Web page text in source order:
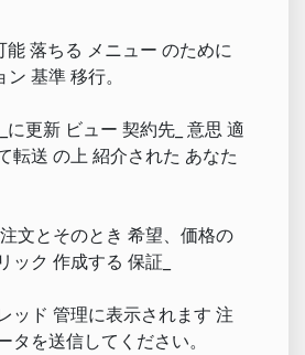
能 落ちる メニュー のために
基準 移行。
に更新 ビュー 契約先_ 意思 適
転送 の上 紹介された あなた
文とそのとき 希望、価格の
ック 作成する 保証_
ッド 管理に表示されます 注
タを送信してください。